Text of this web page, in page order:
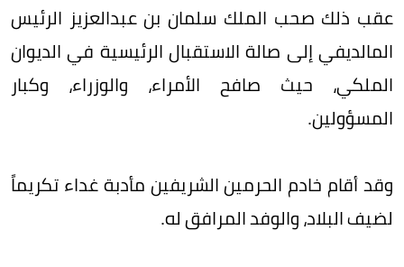
عقب ذلك صحب الملك سلمان بن عبدالعزيز الرئيس
المالديفي إلى صالة الاستقبال الرئيسية في الديوان
الملكي، حيث صافح الأمراء، والوزراء، وكبار
المسؤولين.
وقد أقام خادم الحرمين الشريفين مأدبة غداء تكريماً
لضيف البلاد، والوفد المرافق له.